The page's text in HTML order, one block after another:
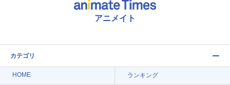
アニメイト
カテゴリ
HOME ランキング